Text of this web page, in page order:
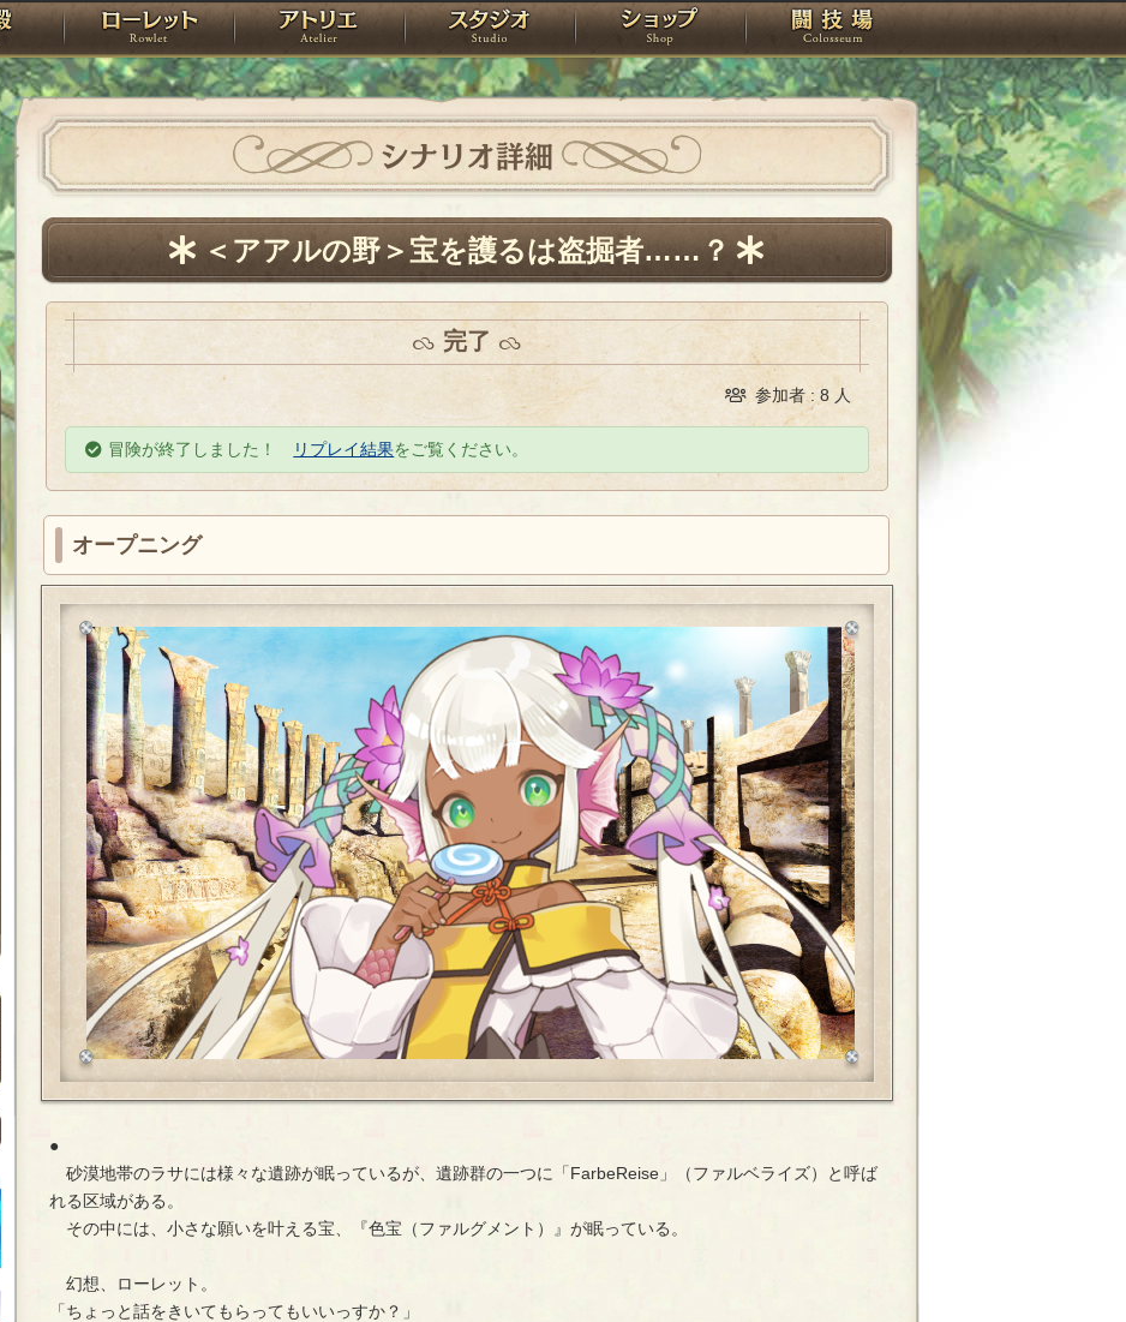
PandoraPartyProject
神殿 ローレット アトリエ スタジオ ショップ 闘技場
シナリオ詳細
＜アアルの野＞宝を護るは盗掘者……？
完了
参加者 : 8 人
冒険が終了しました！ リプレイ結果をご覧ください。
オープニング
●
砂漠地帯のラサには様々な遺跡が眠っているが、遺跡群の一つに「FarbeReise」（ファルベライズ）と呼ば
れる区域がある。
その中には、小さな願いを叶える宝、『色宝（ファルグメント）』が眠っている。
幻想、ローレット。
「ちょっと話をきいてもらってもいいっすか？」